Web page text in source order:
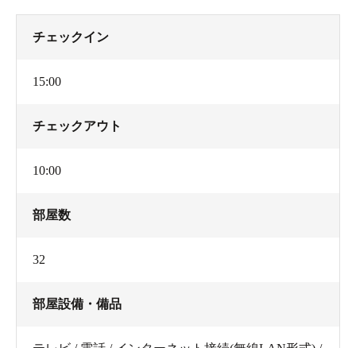
チェックイン
15:00
チェックアウト
10:00
部屋数
32
部屋設備・備品